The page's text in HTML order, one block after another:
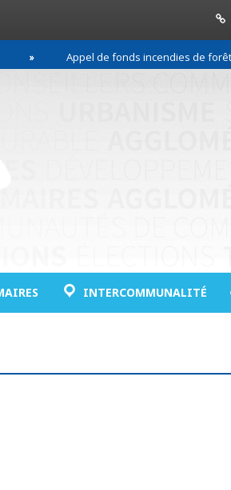
Appel de fonds incendies de forêt
INTERCOMMUNALITÉ